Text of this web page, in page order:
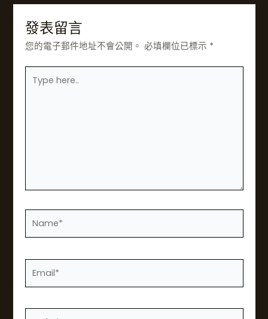
發表留言
您的電子郵件地址不會公開。 必填欄位已標示 *
名
子
件